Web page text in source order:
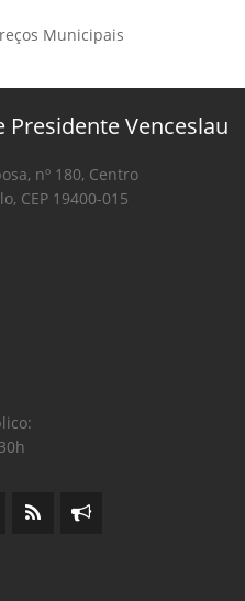
Municipais
Venceslau
nº 180, Centro
CEP 19400-015